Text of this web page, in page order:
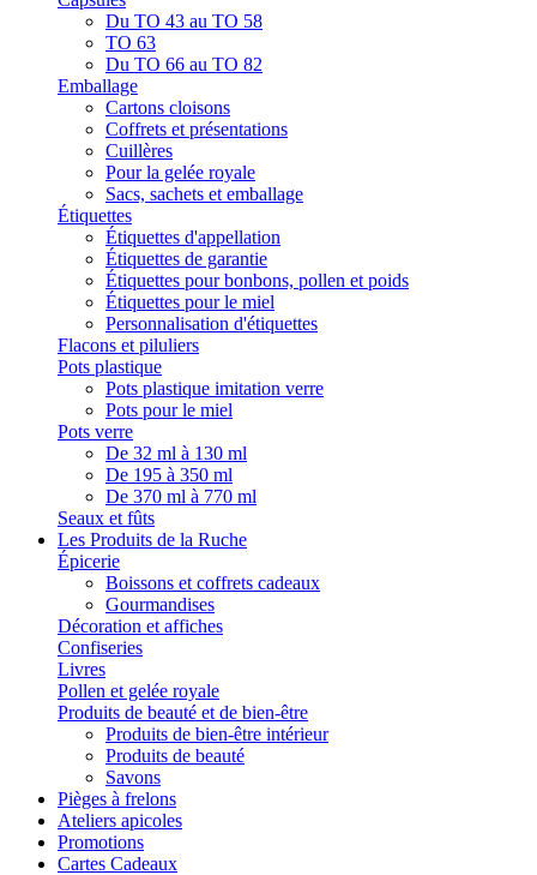
Du TO 43 au TO 58
TO 63
Du TO 66 au TO 82
Emballage
Cartons cloisons
Coffrets et présentations
Cuillères
Pour la gelée royale
Sacs, sachets et emballage
Étiquettes
Étiquettes d'appellation
Étiquettes de garantie
Étiquettes pour bonbons, pollen et poids
Étiquettes pour le miel
Personnalisation d'étiquettes
Flacons et piluliers
Pots plastique
Pots plastique imitation verre
Pots pour le miel
Pots verre
De 32 ml à 130 ml
De 195 à 350 ml
De 370 ml à 770 ml
Seaux et fûts
Les Produits de la Ruche
Épicerie
Boissons et coffrets cadeaux
Gourmandises
Décoration et affiches
Confiseries
Livres
Pollen et gelée royale
Produits de beauté et de bien-être
Produits de bien-être intérieur
Produits de beauté
Savons
Pièges à frelons
Ateliers apicoles
Promotions
Cartes Cadeaux